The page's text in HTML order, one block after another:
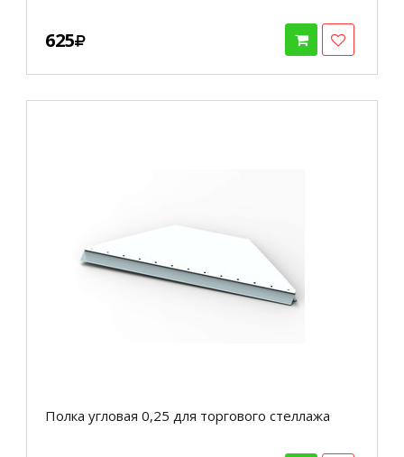
625
Полка угловая 0,25 для торгового стеллажа